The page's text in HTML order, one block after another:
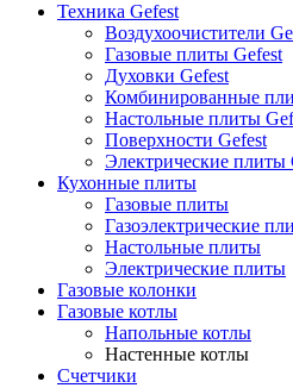
Техника Gefest
Воздухоочистители
Газовые плиты Gefest
Духовки Gefest
Комбинированные
Настольные плиты
Поверхности Gefest
Электрические плиты
Кухонные плиты
Газовые плиты
Газоэлектрические
Настольные плиты
Электрические плиты
Газовые колонки
Газовые котлы
Напольные котлы
Настенные котлы
Счетчики